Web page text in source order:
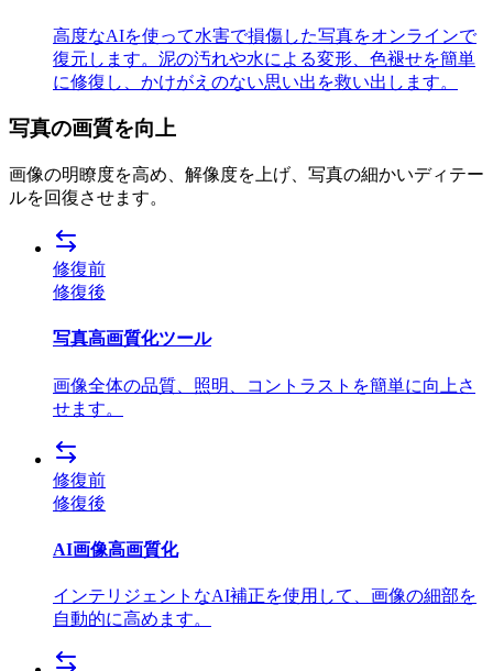
高度なAIを使って水害で損傷した写真をオンラインで
復元します。泥の汚れや水による変形、色褪せを簡単
に修復し、かけがえのない思い出を救い出します。
写真の画質を向上
画像の明瞭度を高め、解像度を上げ、写真の細かいディテー
ルを回復させます。
修復前
修復後
写真高画質化ツール
画像全体の品質、照明、コントラストを簡単に向上さ
せます。
修復前
修復後
AI画像高画質化
インテリジェントなAI補正を使用して、画像の細部を
自動的に高めます。